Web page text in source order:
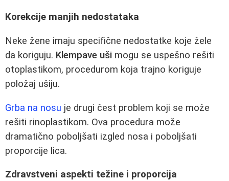
Korekcije manjih nedostataka
Neke žene imaju specifične nedostatke koje žele
da koriguju. Klempave uši mogu se uspešno rešiti
otoplastikom, procedurom koja trajno koriguje
položaj ušiju.
Grba na nosu je drugi čest problem koji se može
rešiti rinoplastikom. Ova procedura može
dramatično poboljšati izgled nosa i poboljšati
proporcije lica.
Zdravstveni aspekti težine i proporcija